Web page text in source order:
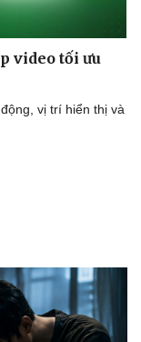
video tối ưu
vị trí hiển thị và